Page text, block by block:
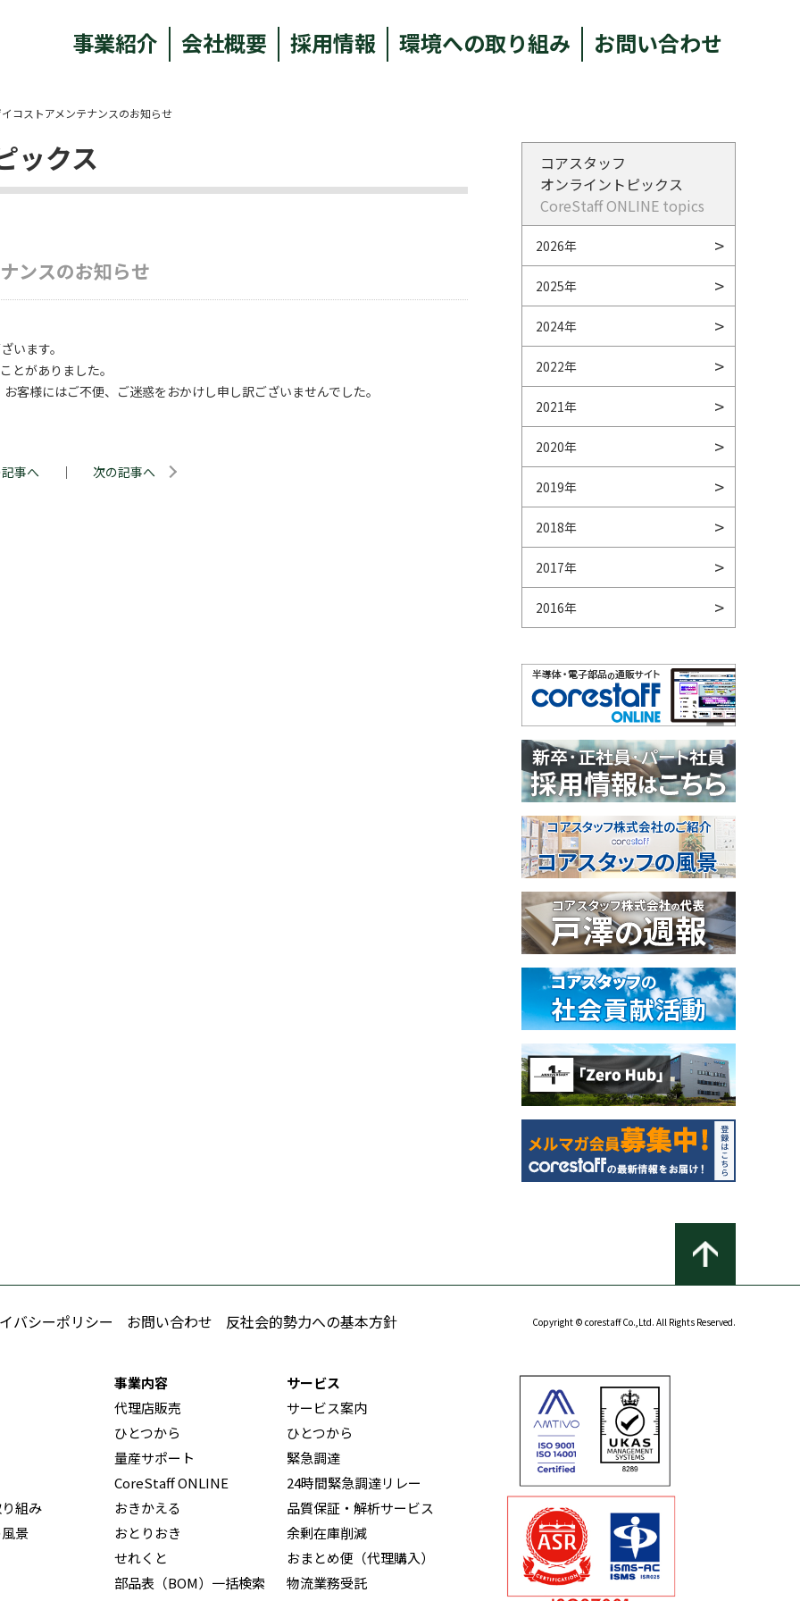
事業紹介 会社概要 採用情報 環境への取り組み お問い合わせ
コストアメンテナンスのお知らせ
ックス
ンスのお知らせ
います。
とがありました。
お客様にはご不便、ご迷惑をおかけし申し訳ございませんでした。
事へ ｜ 次の記事へ
コアスタッフ
オンライントピックス
CoreStaff ONLINE topics
2026年
2025年
2024年
2022年
2021年
2020年
2019年
2018年
2017年
2016年
バシーポリシー お問い合わせ 反社会的勢力への基本方針 Copyright © corestaff Co.,Ltd. All Rights Reserved.
組み
景
事業内容
代理店販売
ひとつから
量産サポート
CoreStaff ONLINE
おきかえる
おとりおき
せれくと
部品表（BOM）一括検索
サービス
サービス案内
ひとつから
緊急調達
24時間緊急調達リレー
品質保証・解析サービス
余剰在庫削減
おまとめ便（代理購入）
物流業務受託